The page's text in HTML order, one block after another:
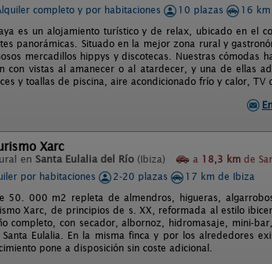
completo y por habitaciones 10 plazas
16
es un alojamiento turístico y de relax, ubicado en el
panorámicas. Situado en la mejor zona rural y
mercadillos hippys y discotecas. Nuestras cómodas
con vistas al amanecer o al atardecer, y una de ellas
y toallas de piscina, aire acondicionado frío y calor, TV
Xarc
en Santa Eulalia del Río (Ibiza) a 18,3 km de
por habitaciones
2-20 plazas
17 km de Ibiza
50. 000 m2 repleta de almendros, higueras,
Xarc, de principios de s. XX, reformada al estilo
completo, con secador, albornoz, hidromasaje, mini-
Eulalia. En la misma finca y por los alrededores
pone a disposición sin coste adicional.